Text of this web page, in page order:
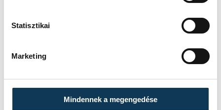
Statisztikai
Marketing
Mindennek a megengedése